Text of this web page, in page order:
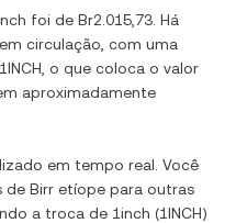
foi de Br2.015,73 . Há
em circulação, com uma
, o que coloca o valor
aproximadamente
em tempo real. Você
de Birr etíope para outras
a troca de 1inch (1INCH)